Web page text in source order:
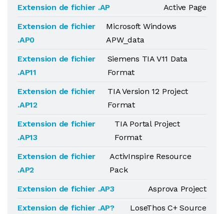
Extension de fichier .AP
Active Page
Extension de fichier
.AP0
Microsoft Windows
APW_data
Extension de fichier
.AP11
Siemens TIA V11 Data
Format
Extension de fichier
.AP12
TIA Version 12 Project
Format
Extension de fichier
.AP13
TIA Portal Project
Format
Extension de fichier
.AP2
ActivInspire Resource
Pack
Extension de fichier .AP3
Asprova Project
Extension de fichier .AP?
LoseThos C+ Source